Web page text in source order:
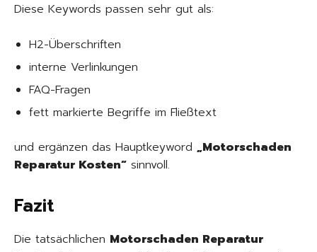
Diese Keywords passen sehr gut als:
H2-Überschriften
interne Verlinkungen
FAQ-Fragen
fett markierte Begriffe im Fließtext
und ergänzen das Hauptkeyword „Motorschaden
Reparatur Kosten“ sinnvoll.
Fazit
Die tatsächlichen Motorschaden Reparatur